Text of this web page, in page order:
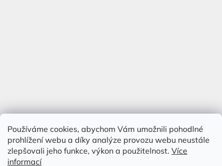
Používáme cookies, abychom Vám umožnili pohodlné
prohlížení webu a díky analýze provozu webu neustále
zlepšovali jeho funkce, výkon a použitelnost. Více
informací